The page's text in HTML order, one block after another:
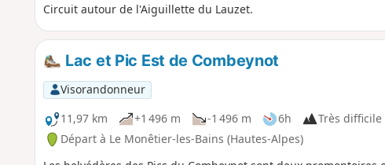
Circuit autour de l'Aiguillette du Lauzet.
Lac et Pic Est de Combeynot
Visorandonneur
11,97 km
+1 496 m -1 496 m 6h
Très difficile
Départ à Le Monêtier-les-Bains (Hautes-Alpes)